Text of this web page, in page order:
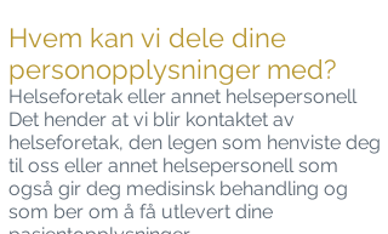
Hvem kan vi dele dine
personopplysninger med?
Helseforetak eller annet helsepersonell
Det hender at vi blir kontaktet av
helseforetak, den legen som henviste deg
til oss eller annet helsepersonell som
også gir deg medisinsk behandling og
som ber om å få utlevert dine